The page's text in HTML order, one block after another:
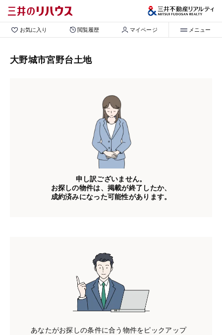
お気に入り 閲覧履歴 マイページ メニュー
大野城市宮野台土地
申し訳ございません。
お探しの物件は、掲載が終了したか、
成約済みになった可能性があります。
あなたがお探しの条件に合う物件をピックアップ